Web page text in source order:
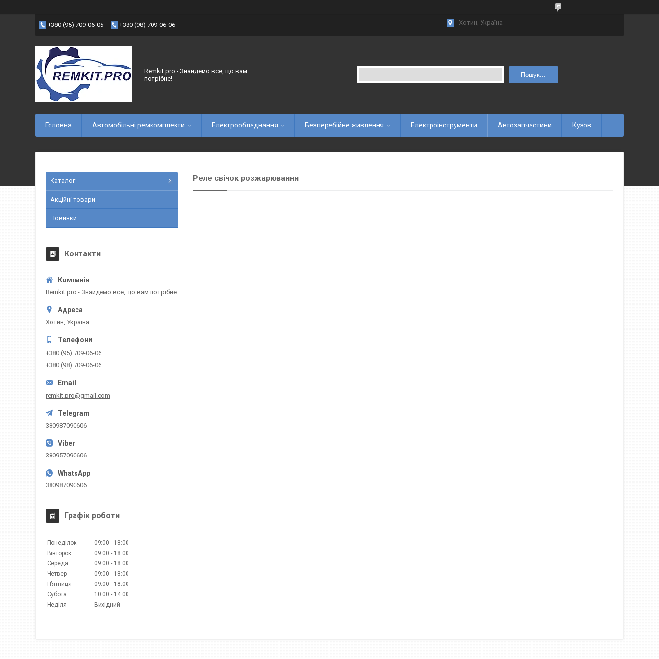
+380 (95) 709-06-06 +380 (98) 709-06-06 Хотин, Україна
Remkit.pro - Знайдемо все, що вам
потрібне!
Пошук...
Головна Автомобільні ремкомплекти Електрообладнання Безперебійне живлення Електроінструменти Автозапчастини Кузов
Реле свічок розжарювання
Каталог
Акційні товари
Новинки
Контакти
Remkit.pro - Знайдемо все, що вам потрібне!
Хотин, Україна
+380 (95) 709-06-06
+380 (98) 709-06-06
remkit.pro@gmail.com
380987090606
380957090606
380987090606
Графік роботи
Понеділок 09:00
18:00
Вівторок
09:00
18:00
Середа
09:00
18:00
Четвер
09:00
18:00
Пʼятниця
09:00
18:00
Субота
10:00
14:00
Неділя
Вихідний